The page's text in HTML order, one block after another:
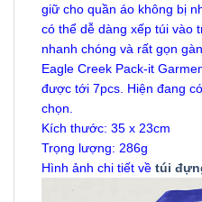
giữ cho quần áo không bị
có thể dễ dàng xếp túi vào
nhanh chóng và rất gọn
Eagle Creek Pack-it
được tới 7pcs. Hiện đang
chọn.
Kích thước: 35 x 23cm
Trọng lượng: 286g
Hình ảnh chi tiết về túi